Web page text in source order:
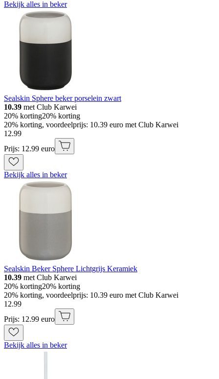
Bekijk alles in beker
Sealskin Sphere beker porselein zwart
10.39 met Club Karwei
20% korting20% korting
20% korting, voordeelprijs: 10.39 euro met Club Karwei
12.99
Prijs: 12.99 euro
Bekijk alles in beker
Sealskin Beker Sphere Lichtgrijs Keramiek
10.39 met Club Karwei
20% korting20% korting
20% korting, voordeelprijs: 10.39 euro met Club Karwei
12.99
Prijs: 12.99 euro
Bekijk alles in beker